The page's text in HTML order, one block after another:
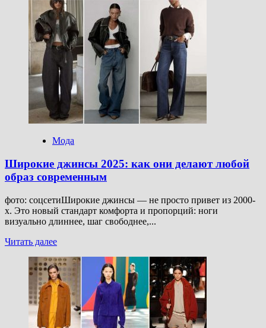
о
Женственный
костюм:
как
носить
двойку
и
выглядеть
остроумно
и
уместно
Мода
Широкие джинсы 2025: как они делают любой
образ современным
фото: соцсетиШирокие джинсы — не просто привет из 2000-
х. Это новый стандарт комфорта и пропорций: ноги
визуально длиннее, шаг свободнее,...
Читать далееПрочитать
о
Широкие
джинсы
2025:
как
они